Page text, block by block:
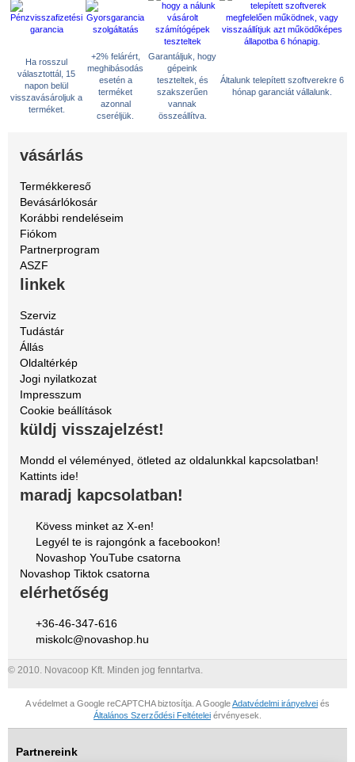
Ha rosszul
választottál, 15
napon belül
visszavásároljuk a
terméket.
+2% felárért,
meghibásodás
esetén a
terméket
azonnal
cseréljük.
Garantáljuk, hogy
gépeink
teszteltek, és
szakszerűen
vannak
összeállítva.
Általunk telepített szoftverekre 6
hónap garanciát vállalunk.
vásárlás
Termékkereső
Bevásárlókosár
Korábbi rendeléseim
Fiókom
Partnerprogram
ASZF
linkek
Szerviz
Tudástár
Állás
Oldaltérkép
Jogi nyilatkozat
Impresszum
Cookie beállítások
küldj visszajelzést!
Mondd el véleményed, ötleted az oldalunkkal kapcsolatban!
Kattints ide!
maradj kapcsolatban!
Kövess minket az X-en!
Legyél te is rajongónk a facebookon!
Novashop YouTube csatorna
Novashop Tiktok csatorna
elérhetőség
+36-46-347-616
miskolc@novashop.hu
© 2010. Novacoop Kft. Minden jog fenntartva.
A védelmet a Google reCAPTCHA biztosítja. A GoogleAdatvédelmi irányelvei és
Általános Szerződési Feltételei érvényesek.
Partnereink